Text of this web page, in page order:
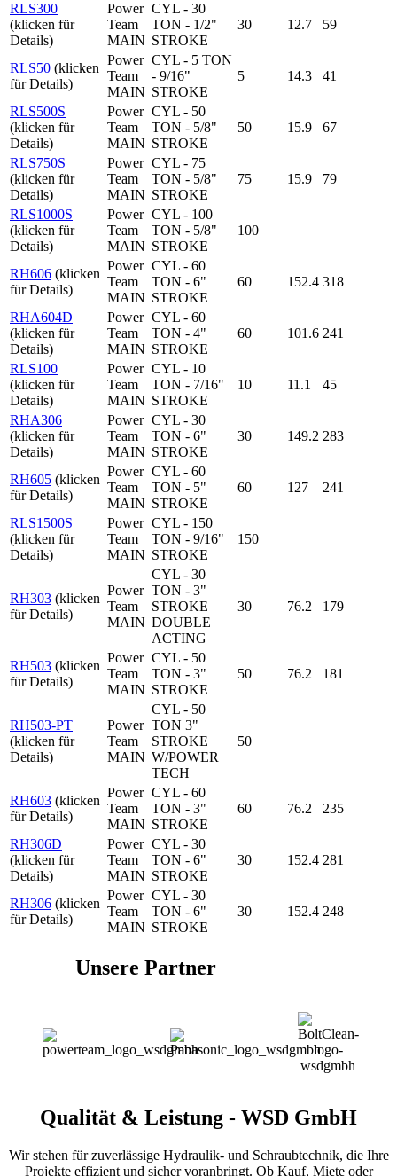
RLS300
(klicken für
Details)
Power
Team
MAIN
CYL - 30
TON - 1/2"
STROKE
30 12.7 59
RLS50 (klicken
für Details)
Power
Team
MAIN
CYL - 5 TON
- 9/16"
STROKE
5 14.3 41
RLS500S
(klicken für
Details)
Power
Team
MAIN
CYL - 50
TON - 5/8"
STROKE
50 15.9 67
RLS750S
(klicken für
Details)
Power
Team
MAIN
CYL - 75
TON - 5/8"
STROKE
75 15.9 79
RLS1000S
(klicken für
Details)
Power
Team
MAIN
CYL - 100
TON - 5/8"
STROKE
100
RH606 (klicken
für Details)
Power
Team
MAIN
CYL - 60
TON - 6"
STROKE
60 152.4 318
RHA604D
(klicken für
Details)
Power
Team
MAIN
CYL - 60
TON - 4"
STROKE
60 101.6 241
RLS100
(klicken für
Details)
Power
Team
MAIN
CYL - 10
TON - 7/16"
STROKE
10 11.1 45
RHA306
(klicken für
Details)
Power
Team
MAIN
CYL - 30
TON - 6"
STROKE
30 149.2 283
RH605 (klicken
für Details)
Power
Team
MAIN
CYL - 60
TON - 5"
STROKE
60 127 241
RLS1500S
(klicken für
Details)
Power
Team
MAIN
CYL - 150
TON - 9/16"
STROKE
150
RH303 (klicken
für Details)
Power
Team
MAIN
CYL - 30
TON - 3"
STROKE
DOUBLE
ACTING
30 76.2 179
RH503 (klicken
für Details)
Power
Team
MAIN
CYL - 50
TON - 3"
STROKE
50 76.2 181
RH503-PT
(klicken für
Details)
Power
Team
MAIN
CYL - 50
TON 3"
STROKE
W/POWER
TECH
50
RH603 (klicken
für Details)
Power
Team
MAIN
CYL - 60
TON - 3"
STROKE
60 76.2 235
RH306D
(klicken für
Details)
Power
Team
MAIN
CYL - 30
TON - 6"
STROKE
30 152.4 281
RH306 (klicken
für Details)
Power
Team
MAIN
CYL - 30
TON - 6"
STROKE
30 152.4 248
Unsere Partner
Qualität & Leistung - WSD GmbH
Wir stehen für zuverlässige Hydraulik- und Schraubtechnik, die Ihre
Projekte effizient und sicher voranbringt. Ob Kauf, Miete oder